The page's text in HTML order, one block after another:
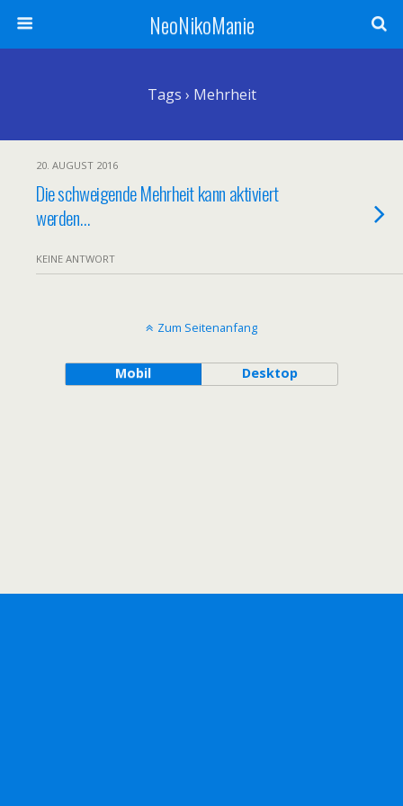
NeoNikoManie
Tags › Mehrheit
20. AUGUST 2016
Die schweigende Mehrheit kann aktiviert
werden…
KEINE ANTWORT
Zum Seitenanfang
Mobil Desktop